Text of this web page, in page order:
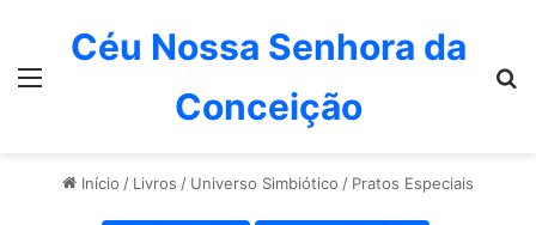
Céu Nossa Senhora da
Conceição
Início / Livros / Universo Simbiótico / Pratos Especiais